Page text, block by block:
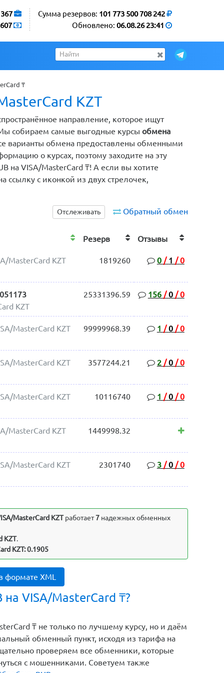
Сумма резервов: 101 773 500 708 242
Обновлено: 06.08.26 23:41
607
₸
KZT
направление, которое ищут
собираем самые выгодные курсы обмена
варианты обмена предоставлены обменными
о курсах, поэтому заходите на эту
на VISA/MasterCard ₸! А если вы хотите
ссылку с иконкой из двух стрелочек,
Обратный обмен
Отслеживать
Резерв Отзывы
MasterCard KZT 1819260 0 / 1 / 0
KZT
25331396.59 156 / 0 / 0
MasterCard KZT 99999968.39 1 / 0 / 0
MasterCard KZT 3577244.21 2 / 0 / 0
MasterCard KZT 10116740 1 / 0 / 0
MasterCard KZT 1449998.32
MasterCard KZT 2301740 3 / 0 / 0
MasterCard KZTработает7 надежных обменных
KZT.
KZT: 0.1905
формате XML
VISA/MasterCard ₸?
₸ не только по лучшему курсу, но и даём
обменный пункт, исходя из тарифа на
проверяем все обменники, которые
с мошенниками. Советуем также